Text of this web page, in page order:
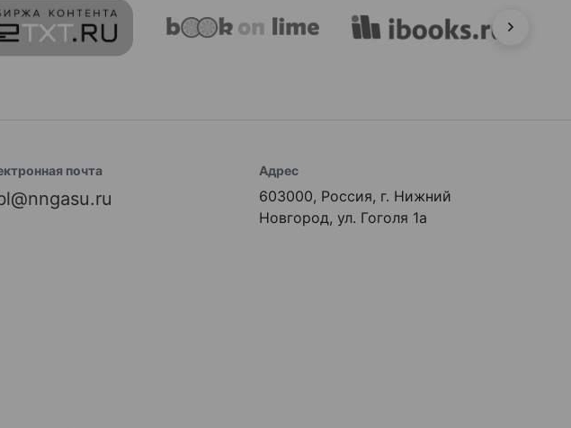
почта Адрес
603000, Россия, г. Нижний
Новгород, ул. Гоголя 1а